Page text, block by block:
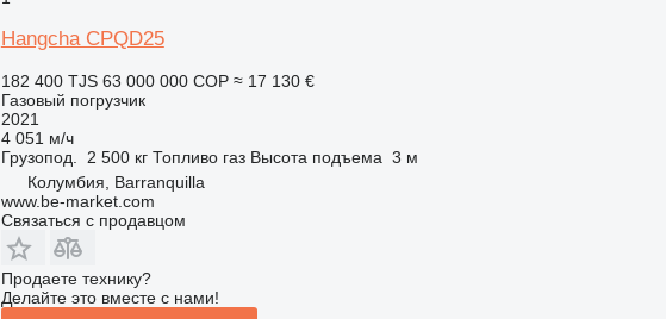
Hangcha CPQD25
182 400 TJS 63 000 000 COP ≈ 17 130 €
Газовый погрузчик
2021
4 051 м/ч
Грузопод.
2 500 кг Топливо газ Высота подъема 3 м
Колумбия, Barranquilla
www.be-market.com
Связаться с продавцом
Продаете технику?
Делайте это вместе с нами!